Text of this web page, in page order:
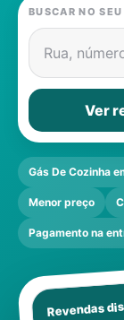
Contatos
BUSCAR NO
Rua,
Ver
Gás De Cozinha
Menor preço
Pagamento na
Revendas